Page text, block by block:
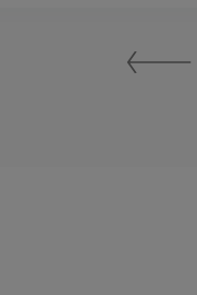
Previous